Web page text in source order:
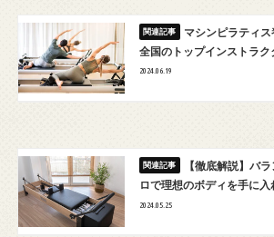
マシンピラティス
全国のトップインストラク
2024.06.19
【徹底解説】バ
ロで理想のボディを手に入
2024.05.25